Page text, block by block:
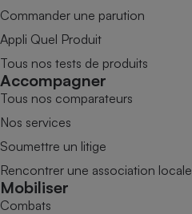
Commander une parution
Appli Quel Produit
Tous nos tests de produits
Accompagner
Tous nos comparateurs
Nos services
Soumettre un litige
Rencontrer une association locale
Mobiliser
Combats